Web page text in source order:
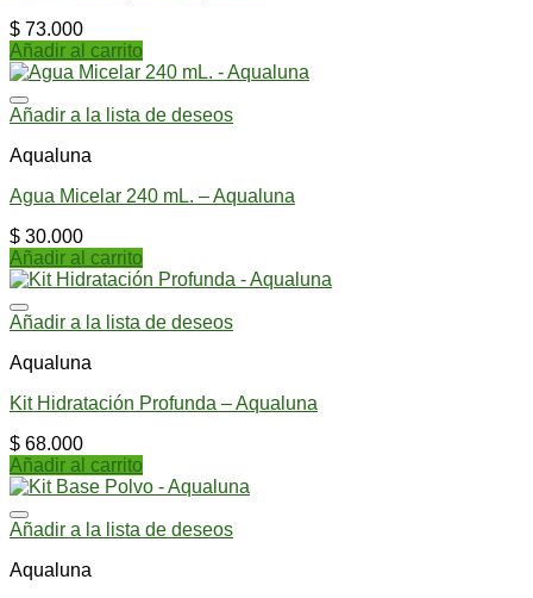
$ 73.000
Añadir al carrito
Añadir a la lista de deseos
Aqualuna
Agua Micelar 240 mL. – Aqualuna
$ 30.000
Añadir al carrito
Añadir a la lista de deseos
Aqualuna
Kit Hidratación Profunda – Aqualuna
$ 68.000
Añadir al carrito
Añadir a la lista de deseos
Aqualuna